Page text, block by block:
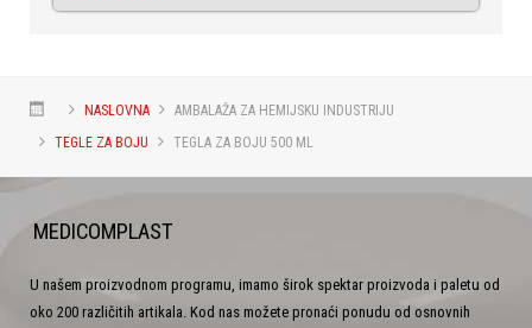
NASLOVNA
AMBALAŽA ZA HEMIJSKU INDUSTRIJU
TEGLE ZA BOJU
TEGLA ZA BOJU 500 ML
MEDICOMPLAST
U našem proizvodnom programu, imamo širok spektar proizvoda i paletu od
oko 200 različitih artikala. Kod nas možete pronaći ponudu od osnovnih